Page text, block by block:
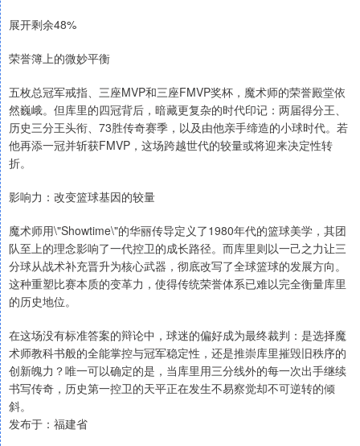
展开剩余48%
荣誉簿上的微妙平衡
五枚总冠军戒指、三座MVP和三座FMVP奖杯，魔术师的荣誉殿堂依
然巍峨。但库里的四冠背后，暗藏更复杂的时代印记：两届得分王、
历史三分王头衔、73胜传奇赛季，以及由他亲手缔造的小球时代。若
他再添一冠并斩获FMVP，这场跨越世代的较量或将迎来决定性转
折。
影响力：改变篮球基因的较量
魔术师用\"Showtime\"的华丽传导定义了1980年代的篮球美学，其团
队至上的理念影响了一代控卫的成长路径。而库里则以一己之力让三
分球从战术补充晋升为核心武器，彻底改写了全球篮球的发展方向。
这种重塑比赛本质的变革力，使得传统荣誉体系已难以完全衡量库里
的历史地位。
在这场没有标准答案的辩论中，球迷的偏好成为最终裁判：是选择魔
术师教科书般的全能掌控与冠军稳定性，还是推崇库里摧毁旧秩序的
创新魄力？唯一可以确定的是，当库里用三分线外的每一次出手继续
书写传奇，历史第一控卫的天平正在发生不易察觉却不可逆转的倾
斜。
发布于：福建省